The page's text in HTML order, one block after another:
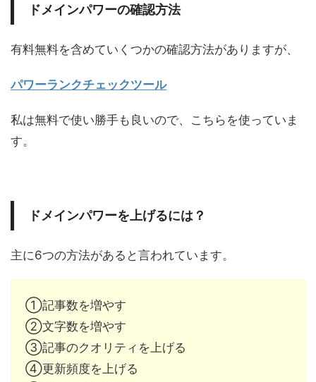
ドメインパワーの確認方法
有料無料を含めていくつかの確認方法がありますが、
パワーランクチェックツール
私は無料で使い勝手も良いので、こちらを使っていま
す。
ドメインパワーを上げるには？
主に6つの方法があると言われています。
①記事数を増やす
②文字数を増やす
③記事のクオリティを上げる
④更新頻度を上げる